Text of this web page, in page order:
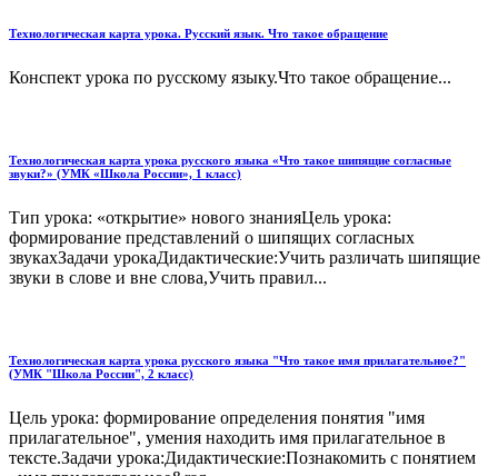
Технологическая карта урока. Русский язык. Что такое обращение
Конспект урока по русскому языку.Что такое обращение...
Технологическая карта урока русского языка «Что такое шипящие согласные
звуки?» (УМК «Школа России», 1 класс)
Тип урока: «открытие» нового знанияЦель урока:
формирование представлений о шипящих согласных
звукахЗадачи урокаДидактические:Учить различать шипящие
звуки в слове и вне слова,Учить правил...
Технологическая карта урока русского языка "Что такое имя прилагательное?"
(УМК "Школа России", 2 класс)
Цель урока: формирование определения понятия "имя
прилагательное", умения находить имя прилагательное в
тексте.Задачи урока:Дидактические:Познакомить с понятием